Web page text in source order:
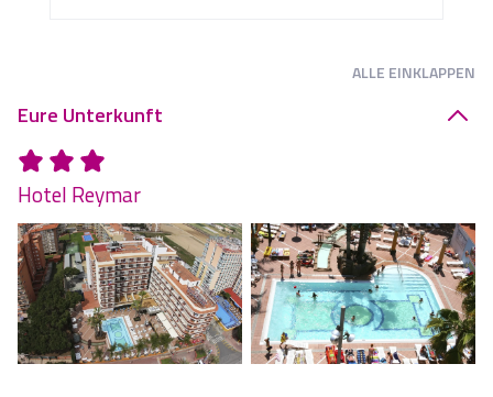
ALLE EINKLAPPEN
Eure Unterkunft
Hotel Reymar